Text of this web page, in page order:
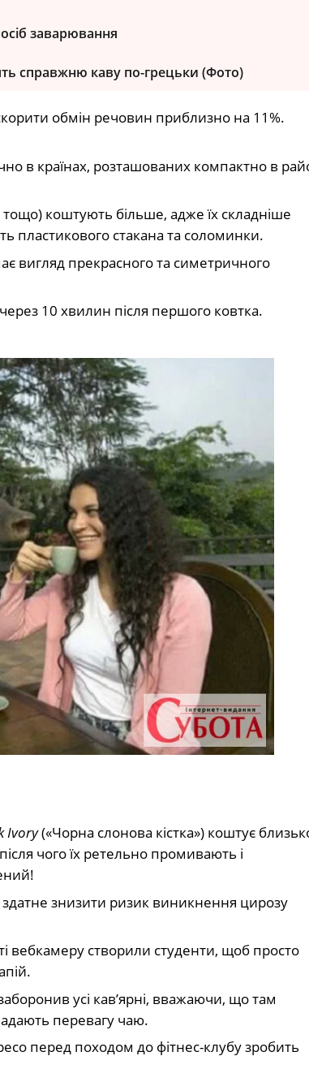
заварювання
справжню каву по-грецьки (Фото)
обмін речовин приблизно на 11%.
в країнах, розташованих компактно в
коштують більше, адже їх складніше
пластикового стакана та соломинки.
вигляд прекрасного та симетричного
10 хвилин після першого ковтка.
Ivory(«Чорна слонова кістка») коштує
чого їх ретельно промивають і
знизити ризик виникнення цирозу
вебкамеру створили студенти, щоб просто
усі кав’ярні, вважаючи, що там
перевагу чаю.
перед походом до фітнес-клубу зробить